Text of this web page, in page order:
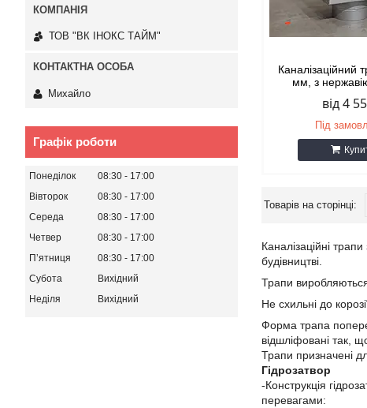
Каналізаційний
мм, з
від 4
Під
Каналізаційні
будівництві.
Трапи
Не схильні до
Форма трапа
відшліфовані так,
Трапи призначені
Гідрозатвор
-Конструкція
перевагами:
ТОВ "ВК ІНОКС ТАЙМ"
Михайло
Графік роботи
Понеділок 08:30
17:00
Вівторок
08:30
17:00
Середа
08:30
17:00
Четвер
08:30
17:00
Пʼятниця
08:30
17:00
Субота
Вихідний
Неділя
Вихідний